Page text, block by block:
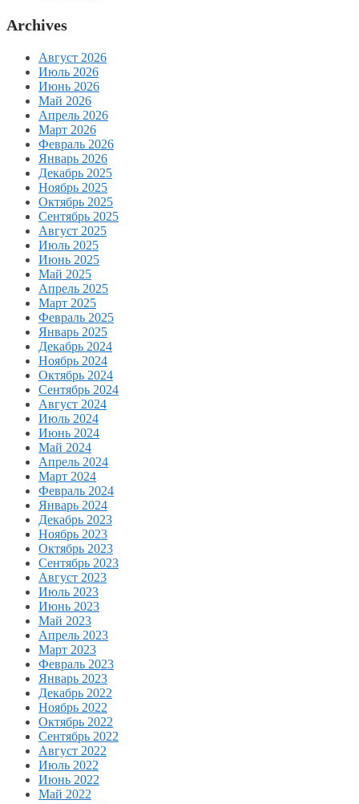
Archives
Август 2026
Июль 2026
Июнь 2026
Май 2026
Апрель 2026
Март 2026
Февраль 2026
Январь 2026
Декабрь 2025
Ноябрь 2025
Октябрь 2025
Сентябрь 2025
Август 2025
Июль 2025
Июнь 2025
Май 2025
Апрель 2025
Март 2025
Февраль 2025
Январь 2025
Декабрь 2024
Ноябрь 2024
Октябрь 2024
Сентябрь 2024
Август 2024
Июль 2024
Июнь 2024
Май 2024
Апрель 2024
Март 2024
Февраль 2024
Январь 2024
Декабрь 2023
Ноябрь 2023
Октябрь 2023
Сентябрь 2023
Август 2023
Июль 2023
Июнь 2023
Май 2023
Апрель 2023
Март 2023
Февраль 2023
Январь 2023
Декабрь 2022
Ноябрь 2022
Октябрь 2022
Сентябрь 2022
Август 2022
Июль 2022
Июнь 2022
Май 2022